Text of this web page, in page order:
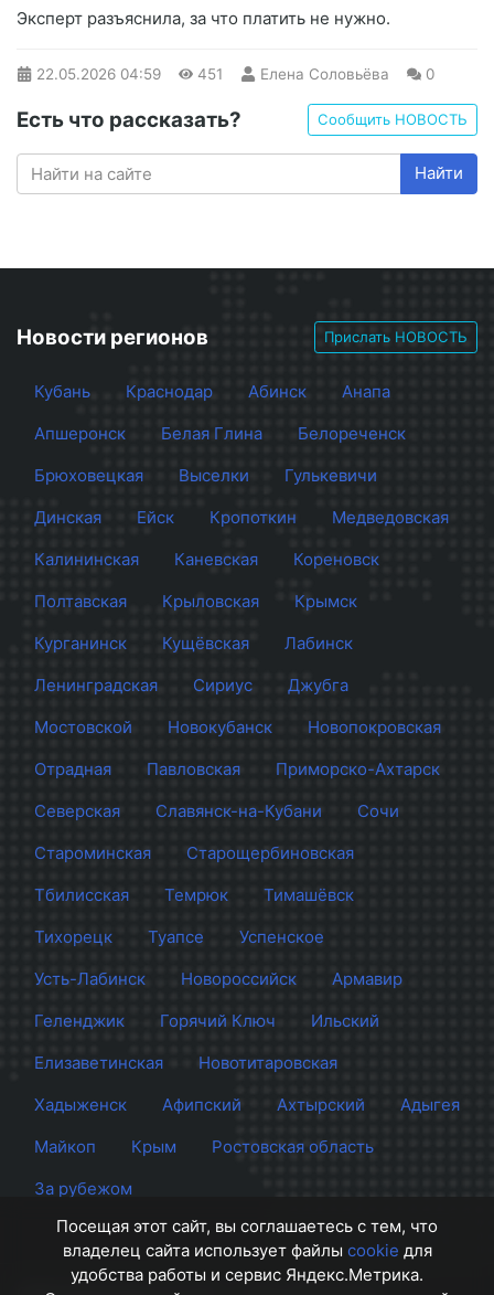
Эксперт разъяснила, за что платить не нужно.
22.05.2026 04:59 451 Елена Соловьёва 0
Есть что рассказать? Сообщить НОВОСТЬ
Найти
Новости регионов Прислать НОВОСТЬ
Кубань Краснодар Абинск
Анапа
Апшеронск
Белая Глина
Белореченск
Брюховецкая
Выселки
Гулькевичи
Динская
Ейск Кропоткин
Медведовская
Калининская
Каневская
Кореновск
Полтавская
Крыловская
Крымск
Курганинск
Кущёвская
Лабинск
Ленинградская
Сириус
Джубга
Мостовской
Новокубанск
Новопокровская
Отрадная
Павловская
Приморско-Ахтарск
Северская
Славянск-на-Кубани
Сочи
Староминская
Старощербиновская
Тбилисская
Темрюк
Тимашёвск
Тихорецк
Туапсе
Успенское
Усть-Лабинск
Новороссийск
Армавир
Геленджик
Горячий Ключ
Ильский
Елизаветинская
Новотитаровская
Хадыженск
Афипский Ахтырский
Адыгея
Майкоп
Крым
Ростовская область
За рубежом
Посещая этот сайт, вы соглашаетесь с тем, что
владелец сайта использует файлы cookie для
удобства работы и сервис Яндекс.Метрика.